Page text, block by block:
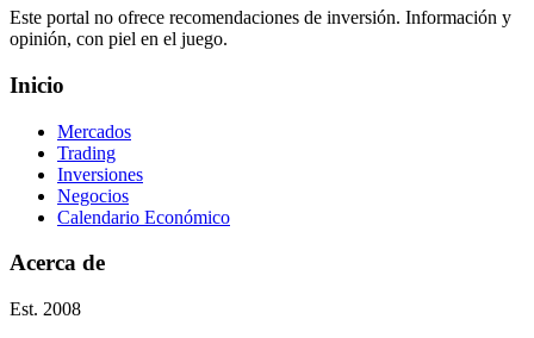
Este portal no ofrece recomendaciones de inversión. Información y
opinión, con piel en el juego.
Inicio
Mercados
Trading
Inversiones
Negocios
Calendario Económico
Acerca de
Est. 2008